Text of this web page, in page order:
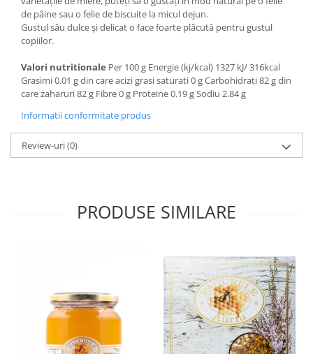
de pâine sau o felie de biscuite la micul dejun.
Gustul său dulce și delicat o face foarte plăcută pentru gustul
copiilor.
Valori nutritionale Per 100 g Energie (kj/kcal) 1327 kJ/ 316kcal
Grasimi 0.01 g din care acizi grasi saturati 0 g Carbohidrati 82 g din
care zaharuri 82 g Fibre 0 g Proteine 0.19 g Sodiu 2.84 g
Informatii conformitate produs
Review-uri(0)
PRODUSE SIMILARE